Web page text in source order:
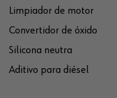
Limpiador de motor
Convertidor de óxido
Silicona neutra
Aditivo para diésel